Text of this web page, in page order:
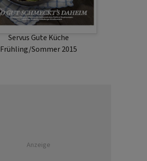
Servus Gute Küche
Frühling/Sommer 2015
Anzeige